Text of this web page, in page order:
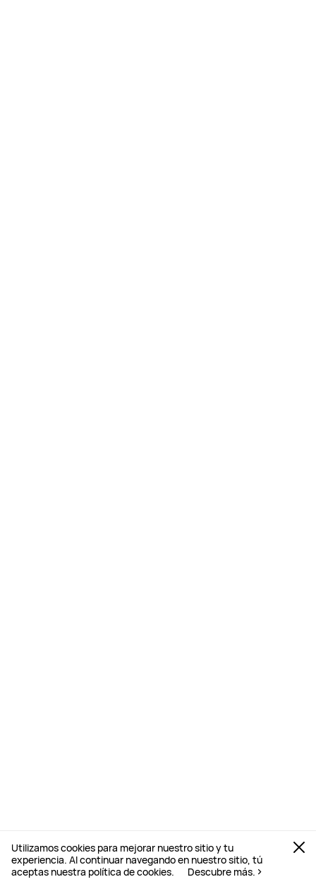
Utilizamos cookies para mejorar nuestro sitio y tu
experiencia. Al continuar navegando en nuestro sitio, tú
aceptas nuestra política de cookies.
Descubre más.